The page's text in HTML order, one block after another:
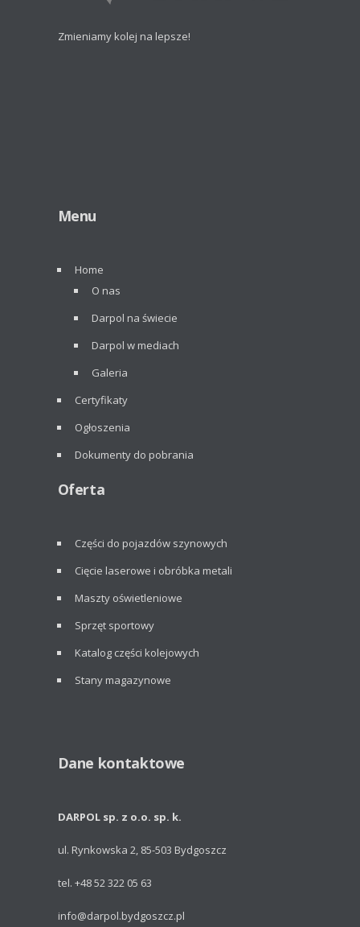
Zmieniamy kolej na lepsze!
Menu
Home
O nas
Darpol na świecie
Darpol w mediach
Galeria
Certyfikaty
Ogłoszenia
Dokumenty do pobrania
Oferta
Części do pojazdów szynowych
Cięcie laserowe i obróbka metali
Maszty oświetleniowe
Sprzęt sportowy
Katalog części kolejowych
Stany magazynowe
Dane kontaktowe
DARPOL sp. z o.o. sp. k.
ul. Rynkowska 2, 85-503 Bydgoszcz
tel. +48 52 322 05 63
info@darpol.bydgoszcz.pl